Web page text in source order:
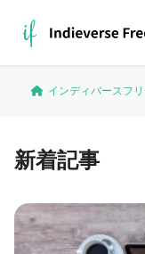
インディバースフ
新着記事